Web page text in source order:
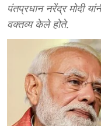
पंतप्रधान नरेंद्र मोदी
वक्तव्य केले होते.